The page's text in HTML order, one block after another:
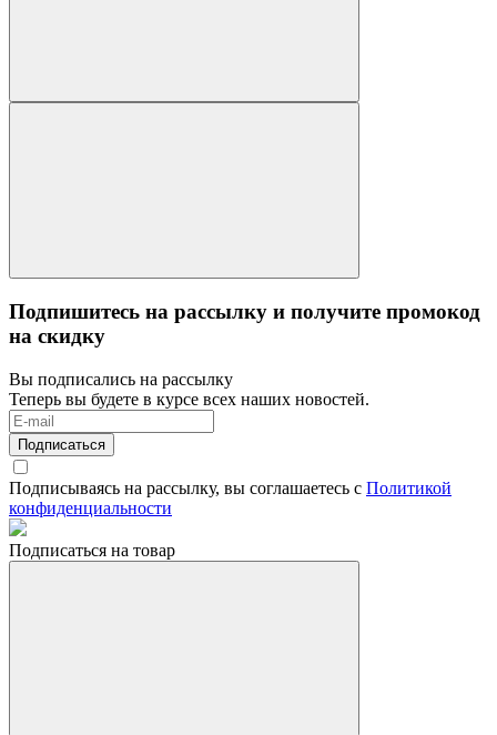
Подпишитесь на рассылку и получите промокод
на скидку
Вы подписались на рассылку
Теперь вы будете в курсе всех наших новостей.
Подписаться
Подписываясь на рассылку, вы соглашаетесь с Политикой
конфиденциальности
Подписаться на товар